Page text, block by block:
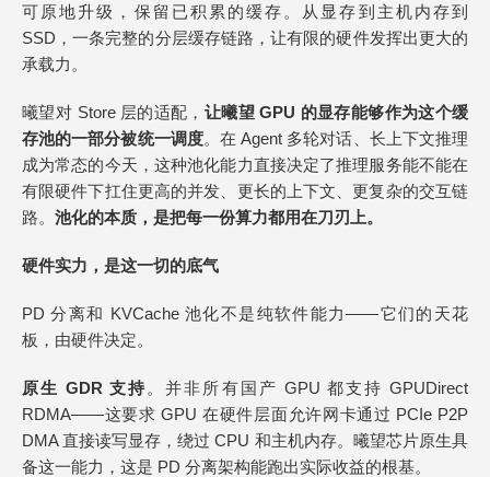
可原地升级，保留已积累的缓存。从显存到主机内存到
SSD，一条完整的分层缓存链路，让有限的硬件发挥出更大的
承载力。
曦望对 Store 层的适配， 让曦望 GPU 的显存能够作为这个缓
存池的一部分被统一调度。在 Agent 多轮对话、长上下文推理
成为常态的今天，这种池化能力直接决定了推理服务能不能在
有限硬件下扛住更高的并发、更长的上下文、更复杂的交互链
路。 池化的本质，是把每一份算力都用在刀刃上。
硬件实力，是这一切的底气
PD 分离和 KVCache 池化不是纯软件能力——它们的天花
板，由硬件决定。
原生 GDR 支持。并非所有国产 GPU 都支持 GPUDirect
RDMA——这要求 GPU 在硬件层面允许网卡通过 PCIe P2P
DMA 直接读写显存，绕过 CPU 和主机内存。曦望芯片原生具
备这一能力，这是 PD 分离架构能跑出实际收益的根基。